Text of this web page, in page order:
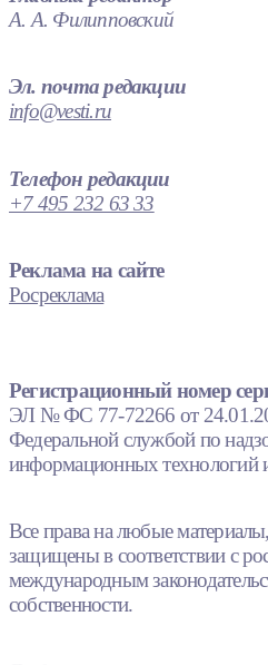
А. А. Филипповский
Эл. почта редакции
info@vesti.ru
Телефон редакции
+7 495 232 63 33
Реклама на сайте
Росреклама
Регистрационный номер
ЭЛ № ФС 77-72266 от
Федеральной службой по
информационных технологий
Все права на любые
защищены в соответствии с
международным
собственности.